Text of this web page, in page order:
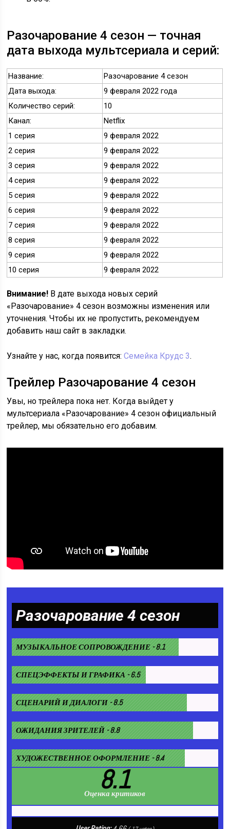
Разочарование 4 сезон — точная
дата выхода мультсериала и серий:
Название:
Разочарование 4 сезон
Дата выхода:
9 февраля 2022 года
Количество серий:
10
Канал:
Netflix
1 серия
9 февраля 2022
2 серия
9 февраля 2022
3 серия
9 февраля 2022
4 серия
9 февраля 2022
5 серия
9 февраля 2022
6 серия
9 февраля 2022
7 серия
9 февраля 2022
8 серия
9 февраля 2022
9 серия
9 февраля 2022
10 серия
9 февраля 2022
Внимание! В дате выхода новых серий
«Разочарование» 4 сезон возможны изменения или
уточнения. Чтобы их не пропустить, рекомендуем
добавить наш сайт в закладки.
Узнайте у нас, когда появится:Семейка Крудс 3.
Трейлер Разочарование 4 сезон
Увы, но трейлера пока нет. Когда выйдет у
мультсериала «Разочарование» 4 сезон официальный
трейлер, мы обязательно его добавим.
Разочарование 4 сезон
МУЗЫКАЛЬНОЕ СОПРОВОЖДЕНИЕ - 8.1
СПЕЦЭФФЕКТЫ И ГРАФИКА - 6.5
СЦЕНАРИЙ И ДИАЛОГИ - 8.5
ОЖИДАНИЯ ЗРИТЕЛЕЙ - 8.8
ХУДОЖЕСТВЕННОЕ ОФОРМЛЕНИЕ - 8.4
8.1
Оценка критиков